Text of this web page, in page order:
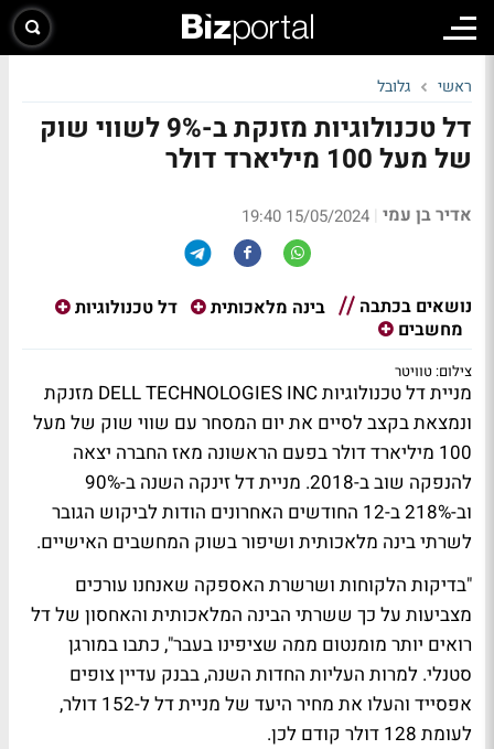
ראשי גלובל
דל טכנולוגיות מזנקת ב-9% לשווי שוק
של מעל 100 מיליארד דולר
אדיר בן עמי |
15/05/2024 19:40
נושאים בכתבה בינה מלאכותית
דל טכנולוגיות
מחשבים
צילום: טוויטר
מניית דל טכנולוגיות DELL TECHNOLOGIES INC מזנקת
ונמצאת בקצב לסיים את יום המסחר עם שווי שוק של מעל
100 מיליארד דולר בפעם הראשונה מאז החברה יצאה
להנפקה שוב ב-2018. מניית דל זינקה השנה ב-90%
וב-218% ב-12 החודשים האחרונים הודות לביקוש הגובר
לשרתי בינה מלאכותית ושיפור בשוק המחשבים האישיים.
"בדיקות הלקוחות ושרשרת האספקה שאנחנו עורכים
מצביעות על כך ששרתי הבינה המלאכותית והאחסון של דל
רואים יותר מומנטום ממה שציפינו בעבר", כתבו במורגן
סטנלי. למרות העליות החדות השנה, בבנק עדיין צופים
אפסייד והעלו את מחיר היעד של מניית דל ל-152 דולר,
לעומת 128 דולר קודם לכן.